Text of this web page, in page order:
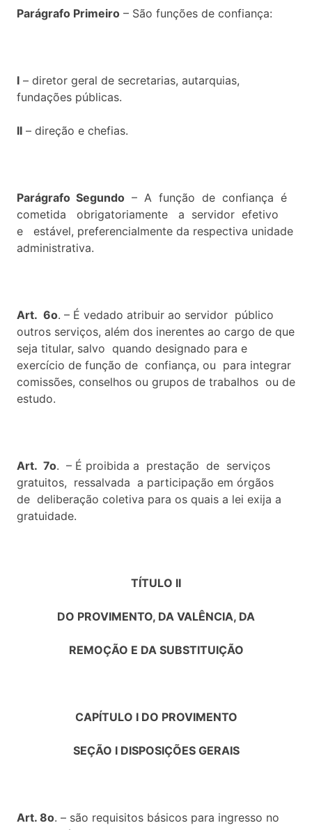
Parágrafo Primeiro – São funções de confiança:
I – diretor geral de secretarias, autarquias,
fundações públicas.
II – direção e chefias.
Parágrafo Segundo – A função de confiança é
cometida obrigatoriamente a servidor efetivo
e estável, preferencialmente da respectiva unidade
administrativa.
Art. 6o. – É vedado atribuir ao servidor público
outros serviços, além dos inerentes ao cargo de que
seja titular, salvo quando designado para e
exercício de função de confiança, ou para integrar
comissões, conselhos ou grupos de trabalhos ou de
estudo.
Art. 7o. – É proibida a prestação de serviços
gratuitos, ressalvada a participação em órgãos
de deliberação coletiva para os quais a lei exija a
gratuidade.
TÍTULO II
DO PROVIMENTO, DA VALÊNCIA, DA
REMOÇÃO E DA SUBSTITUIÇÃO
CAPÍTULO I DO PROVIMENTO
SEÇÃO I DISPOSIÇÕES GERAIS
Art. 8o. – são requisitos básicos para ingresso no